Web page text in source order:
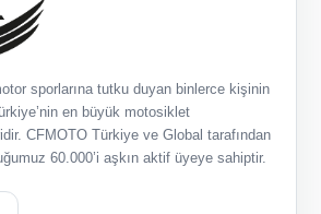
sporlarına tutku duyan binlerce kişinin
en büyük motosiklet
CFMOTO Türkiye ve Global tarafından
60.000’i aşkın aktif üyeye sahiptir.